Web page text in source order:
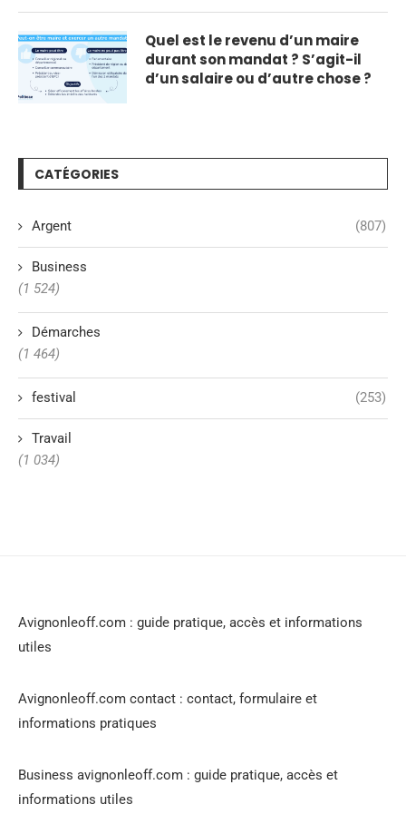
Quel est le revenu d’un maire
durant son mandat ? S’agit-il
d’un salaire ou d’autre chose ?
CATÉGORIES
Argent (807)
Business
(1 524)
Démarches
(1 464)
festival (253)
Travail
(1 034)
Avignonleoff.com : guide pratique, accès et informations
utiles
Avignonleoff.com contact : contact, formulaire et
informations pratiques
Business avignonleoff.com : guide pratique, accès et
informations utiles